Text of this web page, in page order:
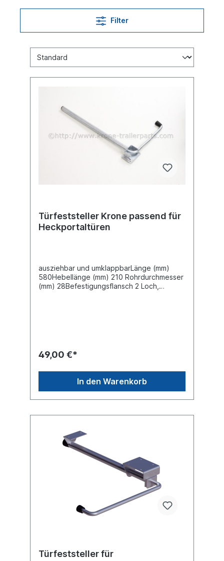
Filter
Türfeststeller Krone passend für
Heckportaltüren
ausziehbar und umklappbarLänge (mm)
580Hebellänge (mm) 210 Rohrdurchmesser
(mm) 28Befestigungsflansch 2 Loch,
49,00 €*
In den Warenkorb
Türfeststeller für